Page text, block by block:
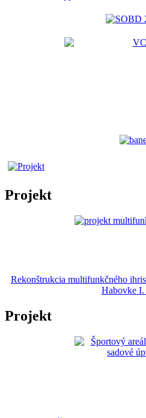
Projekt
Rekonštrukcia multifunkčného
Habovke I.
Projekt